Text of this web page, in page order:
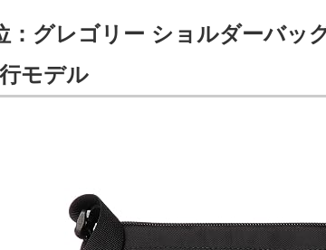
：グレゴリー ショルダーバッ
モデル